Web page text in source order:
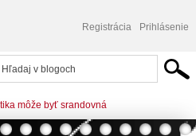
Registrácia Prihlásenie
môže byť srandovná